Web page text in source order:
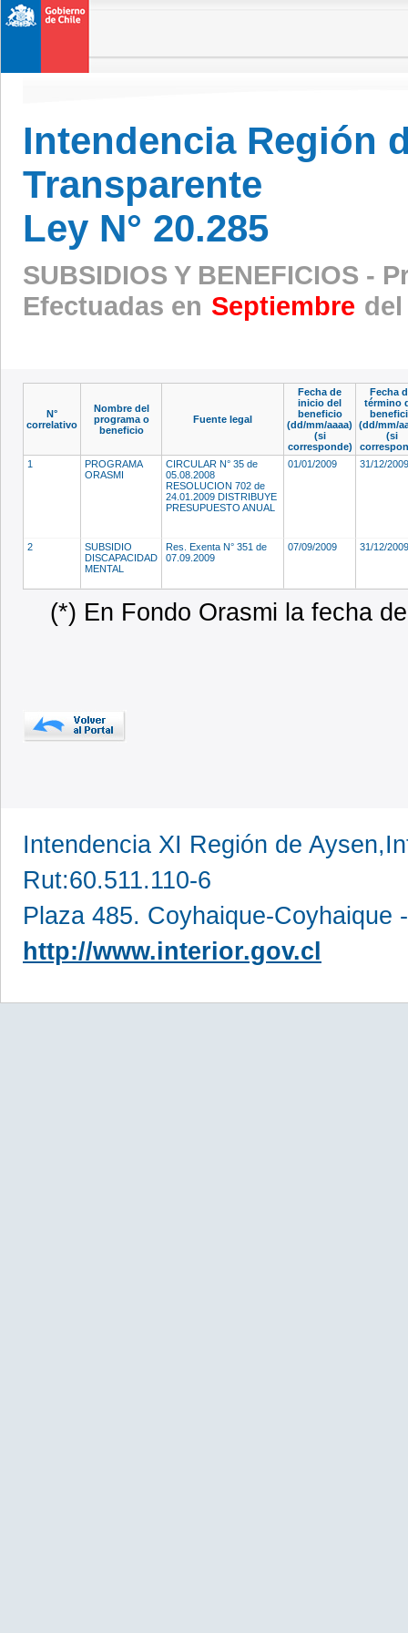
Intendencia Región
Transparente
Ley N° 20.285
SUBSIDIOS Y BENEFICIOS -
Efectuadas en Septiembre del
N°
correlativo
Nombre del
programa o
beneficio
Fuente legal
Fecha de
inicio del
beneficio
(dd/mm/aaaa)
(si
corresponde)
Fecha
término
(dd/mm/
(si
1
PROGRAMA
ORASMI
CIRCULAR N° 35 de
05.08.2008
RESOLUCION 702 de
24.01.2009 DISTRIBUYE
PRESUPUESTO ANUAL
01/01/2009 31/12/2009
2
SUBSIDIO
DISCAPACIDAD
MENTAL
Res. Exenta N° 351 de
07.09.2009
07/09/2009 31/12/2009
(*) En Fondo Orasmi la fecha
Intendencia XI Región de
Rut:60.511.110-6
Plaza 485. Coyhaique-Coyhaique
http://www.interior.gov.cl